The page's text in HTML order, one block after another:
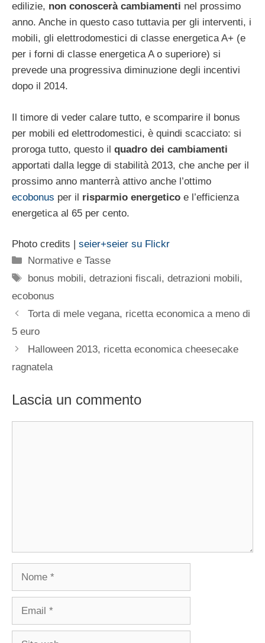
edilizie, non conoscerà cambiamenti nel prossimo
anno. Anche in questo caso tuttavia per gli interventi, i
mobili, gli elettrodomestici di classe energetica A+ (e
per i forni di classe energetica A o superiore) si
prevede una progressiva diminuzione degli incentivi
dopo il 2014.
Il timore di veder calare tutto, e scomparire il bonus
per mobili ed elettrodomestici, è quindi scacciato: si
proroga tutto, questo il quadro dei cambiamenti
apportati dalla legge di stabilità 2013, che anche per il
prossimo anno manterrà attivo anche l’ottimo
ecobonus per il risparmio energetico e l’efficienza
energetica al 65 per cento.
Photo credits | seier+seier su Flickr
Categorie
Normative e Tasse
Tag
bonus mobili,detrazioni fiscali,detrazioni mobili,
ecobonus
Torta di mele vegana, ricetta economica a meno di
5 euro
Halloween 2013, ricetta economica cheesecake
ragnatela
Lascia un commento